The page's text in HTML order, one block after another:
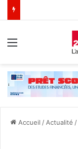
Accueil / Actualité /